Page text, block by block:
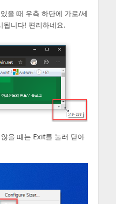
을 때 우측 하단에 가로/세
됩니다! 편리하네요.
을 때는 Exit를 눌러 닫아